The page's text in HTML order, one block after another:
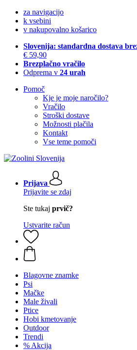
za navigacijo
k vsebini
v nakupovalno košarico
Slovenija: standardna dostava
€ 59,90
Brezplačno vračilo
Odprema v 24 urah
Pomoč
Kje je moje naročilo?
Vračilo
Stroški dostave
Možnosti plačila
Kontakt
Vse teme pomoči
Prijava
Prijavite se zdaj
Ste tukaj prvič?
Ustvarite račun
Blagovne znamke
Psi
Mačke
Male živali
Ptice
Hobi kmetovanje
Outdoor
Trendi
% Akcija